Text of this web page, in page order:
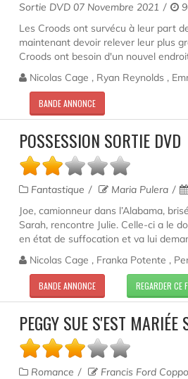
Sortie DVD 07 Novembre 2021
Les Croods ont survécu à leur part
maintenant devoir relever leur plus
Croods ont besoin d'un nouvel
Nicolas Cage , Ryan Reynolds ,
BANDE ANNONCE
POSSESSION SORTIE DVD
Fantastique Maria Pulera
Joe, camionneur dans l’Alabama,
Sarah, rencontre Julie. Celle-ci a le
en état de suffocation et va lui
Nicolas Cage , Franka Potente ,
BANDE ANNONCE REGARDER CE
PEGGY SUE S'EST MARIÉE
Romance Francis Ford